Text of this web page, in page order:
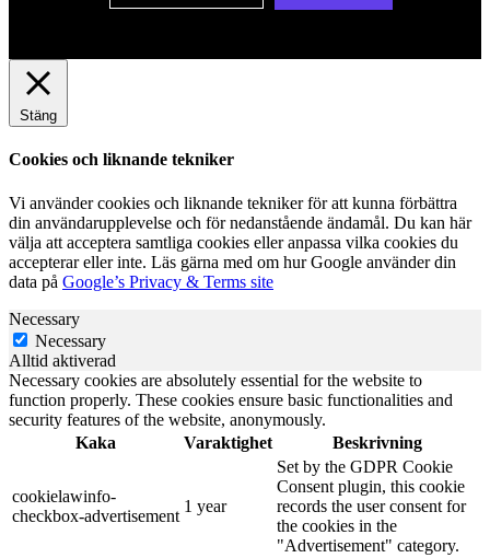
Stäng
Cookies och liknande tekniker
Vi använder cookies och liknande tekniker för att kunna förbättra
din användarupplevelse och för nedanstående ändamål. Du kan här
välja att acceptera samtliga cookies eller anpassa vilka cookies du
accepterar eller inte. Läs gärna med om hur Google använder din
data på Google’s Privacy & Terms site
Necessary
Necessary
Alltid aktiverad
Necessary cookies are absolutely essential for the website to
function properly. These cookies ensure basic functionalities and
security features of the website, anonymously.
Kaka
Varaktighet Beskrivning
cookielawinfo-
checkbox-advertisement
1 year
Set by the GDPR Cookie
Consent plugin, this cookie
records the user consent for
the cookies in the
"Advertisement" category.